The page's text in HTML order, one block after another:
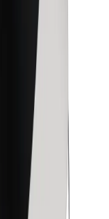
Food